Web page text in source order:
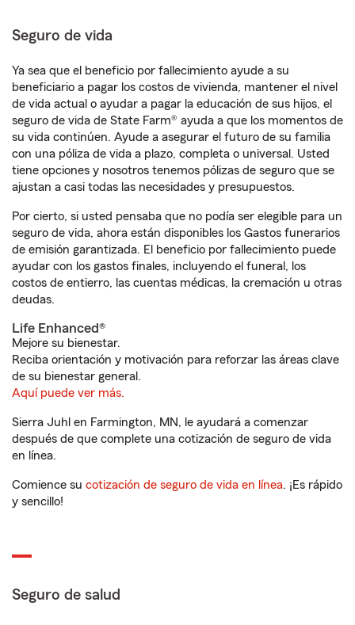
Seguro de vida
Ya sea que el beneficio por fallecimiento ayude a su
beneficiario a pagar los costos de vivienda, mantener el nivel
de vida actual o ayudar a pagar la educación de sus hijos, el
seguro de vida de State Farm® ayuda a que los momentos de
su vida continúen. Ayude a asegurar el futuro de su familia
con una póliza de vida a plazo, completa o universal. Usted
tiene opciones y nosotros tenemos pólizas de seguro que se
ajustan a casi todas las necesidades y presupuestos.
Por cierto, si usted pensaba que no podía ser elegible para un
seguro de vida, ahora están disponibles los Gastos funerarios
de emisión garantizada. El beneficio por fallecimiento puede
ayudar con los gastos finales, incluyendo el funeral, los
costos de entierro, las cuentas médicas, la cremación u otras
deudas.
Life Enhanced®
Mejore su bienestar.
Reciba orientación y motivación para reforzar las áreas clave
de su bienestar general.
Aquí puede ver más.
Sierra Juhl en Farmington, MN, le ayudará a comenzar
después de que complete una cotización de seguro de vida
en línea.
Comience su cotización de seguro de vida en línea. ¡Es rápido
y sencillo!
Seguro de salud